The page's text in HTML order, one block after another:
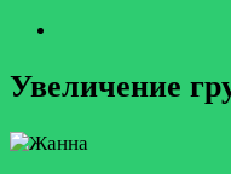
Увеличение